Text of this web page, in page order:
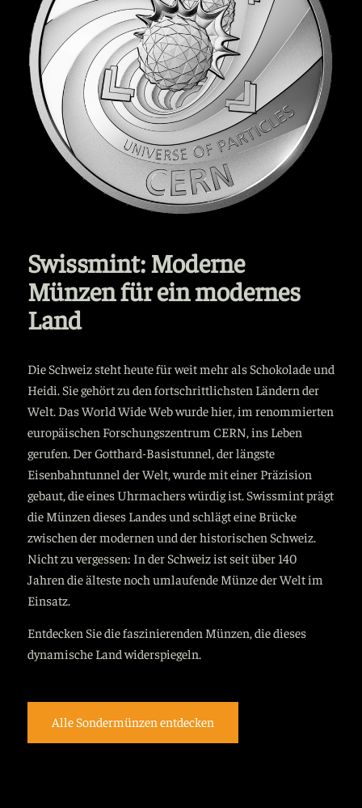
Swissmint: Moderne
Münzen für ein modernes
Land
Die Schweiz steht heute für weit mehr als Schokolade und
Heidi. Sie gehört zu den fortschrittlichsten Ländern der
Welt. Das World Wide Web wurde hier, im renommierten
europäischen Forschungszentrum CERN, ins Leben
gerufen. Der Gotthard-Basistunnel, der längste
Eisenbahntunnel der Welt, wurde mit einer Präzision
gebaut, die eines Uhrmachers würdig ist. Swissmint prägt
die Münzen dieses Landes und schlägt eine Brücke
zwischen der modernen und der historischen Schweiz.
Nicht zu vergessen: In der Schweiz ist seit über 140
Jahren die älteste noch umlaufende Münze der Welt im
Einsatz.
Entdecken Sie die faszinierenden Münzen, die dieses
dynamische Land widerspiegeln.
Alle Sondermünzen entdecken